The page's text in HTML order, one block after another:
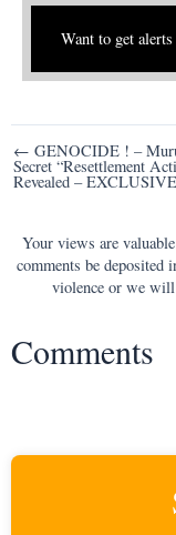
Want to get
Post
navigation
← GENOCIDE ! –
Secret “Resettlement
Revealed –
Your views are
comments be deposited
violence or we
Comments